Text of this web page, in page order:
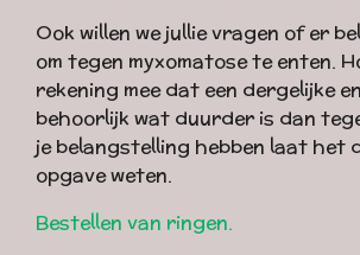
Ook willen we jullie vragen of er
om tegen myxomatose te enten.
rekening mee dat een dergelijke
behoorlijk wat duurder is dan
je belangstelling hebben laat het
opgave weten.
Bestellen van ringen.